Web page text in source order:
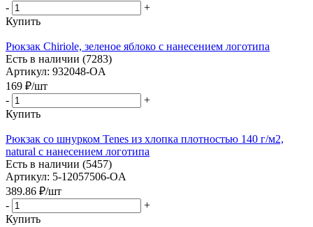
-
+
Купить
Рюкзак Chiriole, зеленое яблоко с нанесением логотипа
Есть в наличии (7283)
Артикул: 932048-OA
169 ₽/шт
-
+
Купить
Рюкзак со шнурком Tenes из хлопка плотностью 140 г/м2,
natural с нанесением логотипа
Есть в наличии (5457)
Артикул: 5-12057506-OA
389.86 ₽/шт
-
+
Купить